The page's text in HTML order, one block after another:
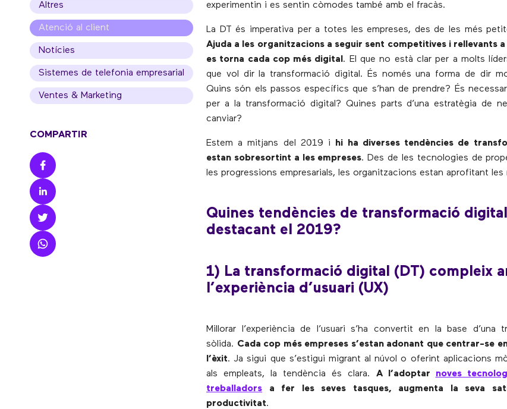
experimentin i es sentin còmodes també amb el fracàs.
La DT és imperativa per a totes les empreses, des de les més
Ajuda a les organitzacions a seguir sent competitives i rellevants a
es torna cada cop més digital. El que no està clar per a molts
que vol dir la transformació digital. És només una forma de dir
Quins són els passos específics que s’han de prendre? És
per a la transformació digital? Quines parts d’una estratègia de
canviar?
Estem a mitjans del 2019 i hi ha diverses tendències de
estan sobresortint a les empreses. Des de les tecnologies de
les progressions empresarials, les organitzacions estan aprofitant
Quines tendències de transformació
destacant el 2019?
1) La transformació digital (DT) compleix
l’experiència d’usuari (UX)
Millorar l’experiència de l’usuari s’ha convertit en la base d’una
sòlida. Cada cop més empreses s’estan adonant que centrar-se
l’èxit. Ja sigui que s’estigui migrant al núvol o oferint aplicacions
als empleats, la tendència és clara. A l’adoptar noves
treballadors a fer les seves tasques, augmenta la seva
productivitat.
Altres
Atenció al client
Notícies
Sistemes de telefonia empresarial
Ventes & Marketing
COMPARTIR